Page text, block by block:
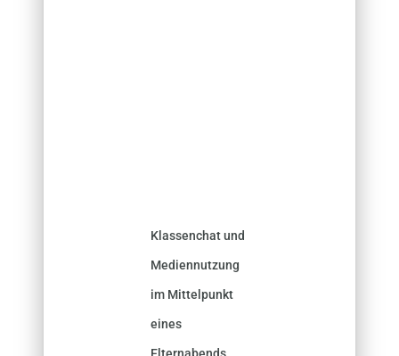
Klassenchat und
Mediennutzung
im Mittelpunkt
eines